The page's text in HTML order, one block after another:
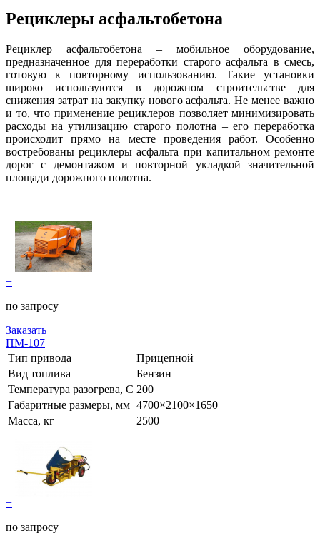
Рециклеры асфальтобетона
Рециклер асфальтобетона – мобильное оборудование,
предназначенное для переработки старого асфальта в смесь,
готовую к повторному использованию. Такие установки
широко используются в дорожном строительстве для
снижения затрат на закупку нового асфальта. Не менее важно
и то, что применение рециклеров позволяет минимизировать
расходы на утилизацию старого полотна – его переработка
происходит прямо на месте проведения работ. Особенно
востребованы рециклеры асфальта при капитальном ремонте
дорог с демонтажом и повторной укладкой значительной
площади дорожного полотна.
+
по запросу
Заказать
ПМ-107
Тип привода
Прицепной
Вид топлива
Бензин
Температура разогрева, С 200
Габаритные размеры, мм 4700×2100×1650
Масса, кг
2500
+
по запросу